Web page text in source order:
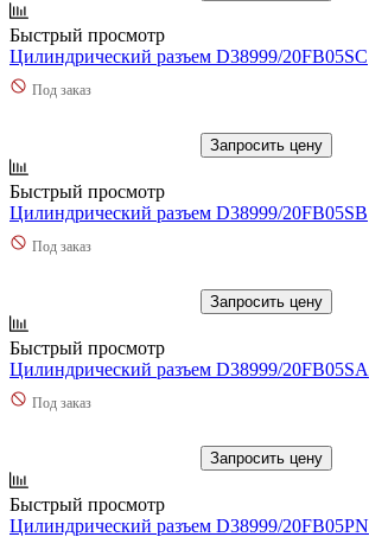
Быстрый просмотр
Цилиндрический разъем D38999/20FB05SC
Под заказ
Запросить цену
Быстрый просмотр
Цилиндрический разъем D38999/20FB05SB
Под заказ
Запросить цену
Быстрый просмотр
Цилиндрический разъем D38999/20FB05SA
Под заказ
Запросить цену
Быстрый просмотр
Цилиндрический разъем D38999/20FB05PN